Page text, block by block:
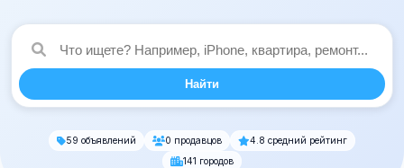
Найти
59 объявлений 0 продавцов
4.8 средний рейтинг
141 городов